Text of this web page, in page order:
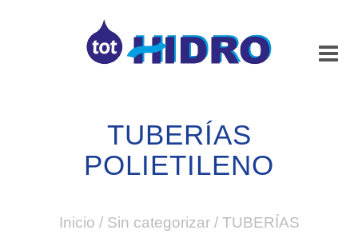
TUBERÍAS
POLIETILENO
Inicio / Sin categorizar/ TUBERÍAS